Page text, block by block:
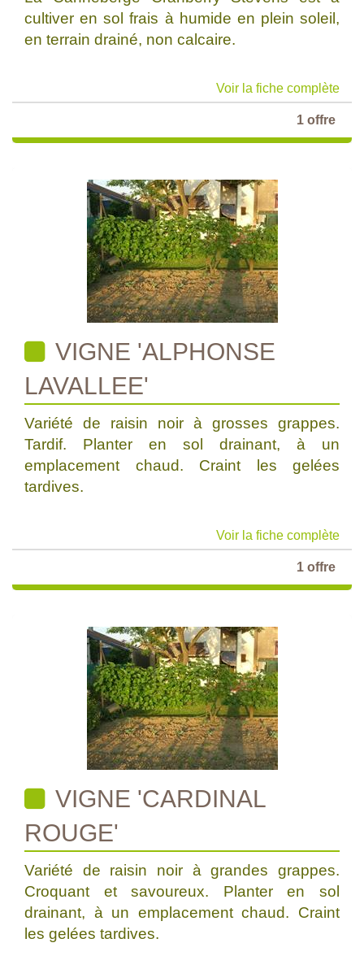
cultiver en sol frais à humide en plein soleil,
en terrain drainé, non calcaire.
Voir la fiche complète
1 offre
VIGNE 'ALPHONSE
LAVALLEE'
Variété de raisin noir à grosses grappes.
Tardif. Planter en sol drainant, à un
emplacement chaud. Craint les gelées
tardives.
Voir la fiche complète
1 offre
VIGNE 'CARDINAL
ROUGE'
Variété de raisin noir à grandes grappes.
Croquant et savoureux. Planter en sol
drainant, à un emplacement chaud. Craint
les gelées tardives.